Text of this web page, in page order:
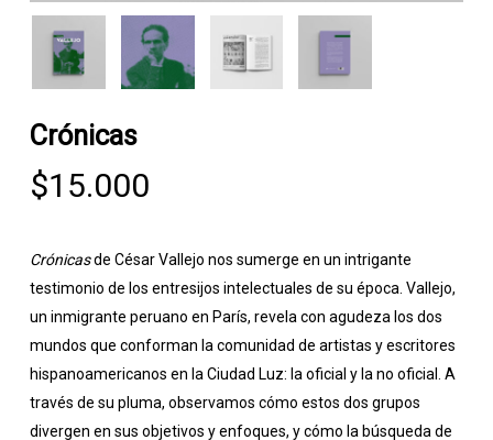
Crónicas
$15.000
Crónicasde César Vallejo nos sumerge en un intrigante
testimonio de los entresijos intelectuales de su época. Vallejo,
un inmigrante peruano en París, revela con agudeza los dos
mundos que conforman la comunidad de artistas y escritores
hispanoamericanos en la Ciudad Luz: la oficial y la no oficial. A
través de su pluma, observamos cómo estos dos grupos
divergen en sus objetivos y enfoques, y cómo la búsqueda de